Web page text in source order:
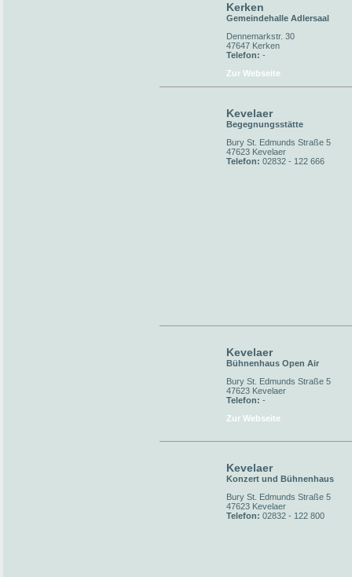
Kerken
Gemeindehalle Adlersaal
Dennemarkstr. 30
47647 Kerken
Telefon: -
Zur Webseite
Kevelaer
Begegnungsstätte
Bury St. Edmunds Straße 5
47623 Kevelaer
Telefon: 02832 - 122 666
Kevelaer
Bühnenhaus Open Air
Bury St. Edmunds Straße 5
47623 Kevelaer
Telefon: -
Zur Webseite
Kevelaer
Konzert und Bühnenhaus
Bury St. Edmunds Straße 5
47623 Kevelaer
Telefon: 02832 - 122 800